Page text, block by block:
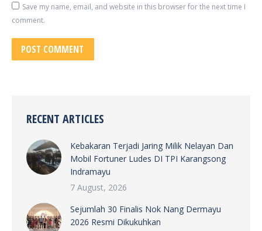
Save my name, email, and website in this browser for the next time I
comment.
POST COMMENT
RECENT ARTICLES
Kebakaran Terjadi Jaring Milik Nelayan Dan
Mobil Fortuner Ludes DI TPI Karangsong
Indramayu
7 August, 2026
Sejumlah 30 Finalis Nok Nang Dermayu
2026 Resmi Dikukuhkan